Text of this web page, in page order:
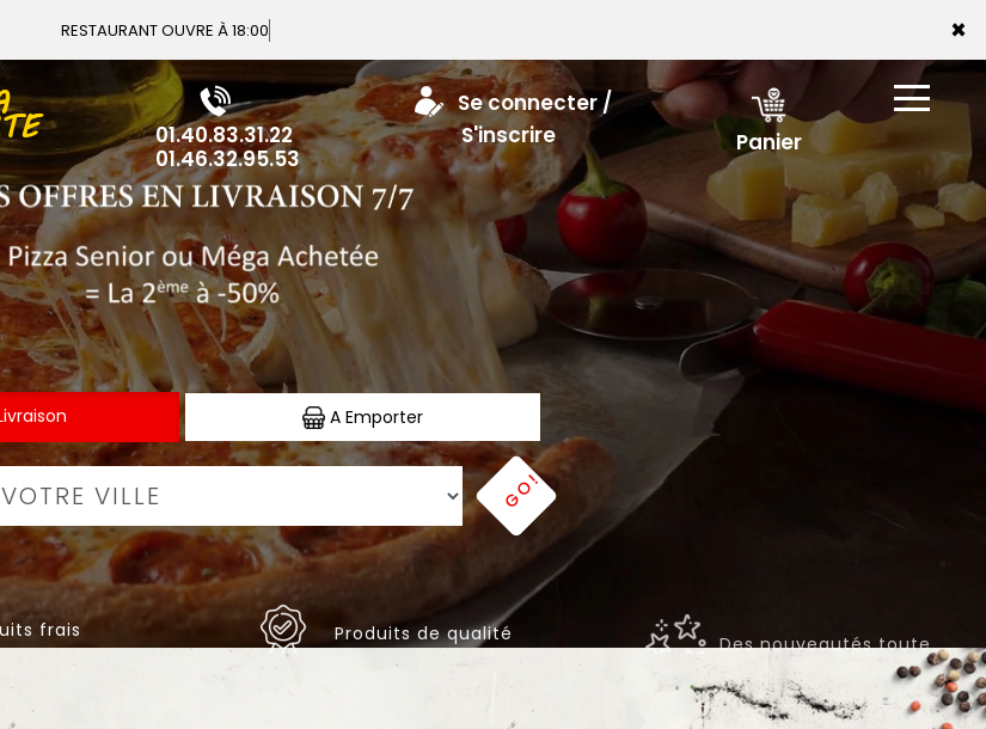
×
Vous pouvez
01.40.83.31.22
01.46.32.95.53
Se connecter /
S'inscrire
Panier
A Emporter
GO!
frais Produits de qualité
l'année